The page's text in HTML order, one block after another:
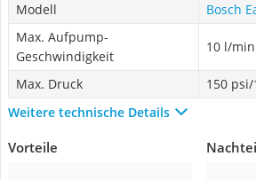
Modell
Bosch
Max. Aufpump-
Geschwindigkeit
10 l/min
Max. Druck
150
Weitere technische Details
Vorteile